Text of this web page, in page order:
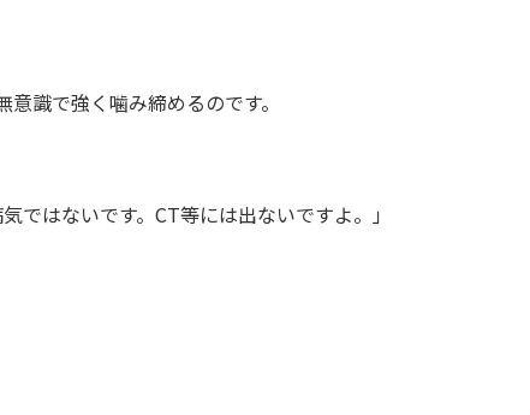
識で強く噛み締めるのです。
ではないです。CT等には出ないですよ。」